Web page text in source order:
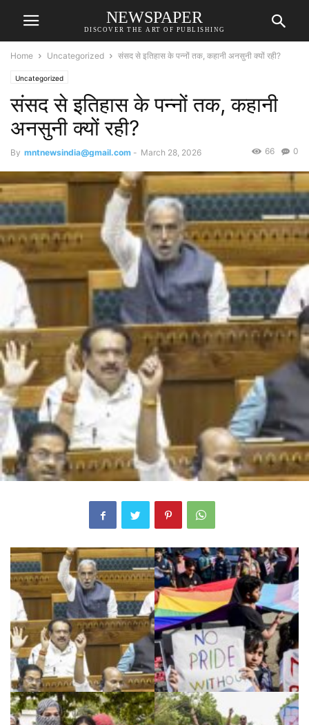
NEWSPAPER
DISCOVER THE ART OF PUBLISHING
Home Uncategorized संसद से इतिहास के पन्नों तक, कहानी अनसुनी क्यों रही?
Uncategorized
संसद से इतिहास के पन्नों तक, कहानी
अनसुनी क्यों रही?
By mntnewsindia@gmail.com - March 28, 2026 0
66